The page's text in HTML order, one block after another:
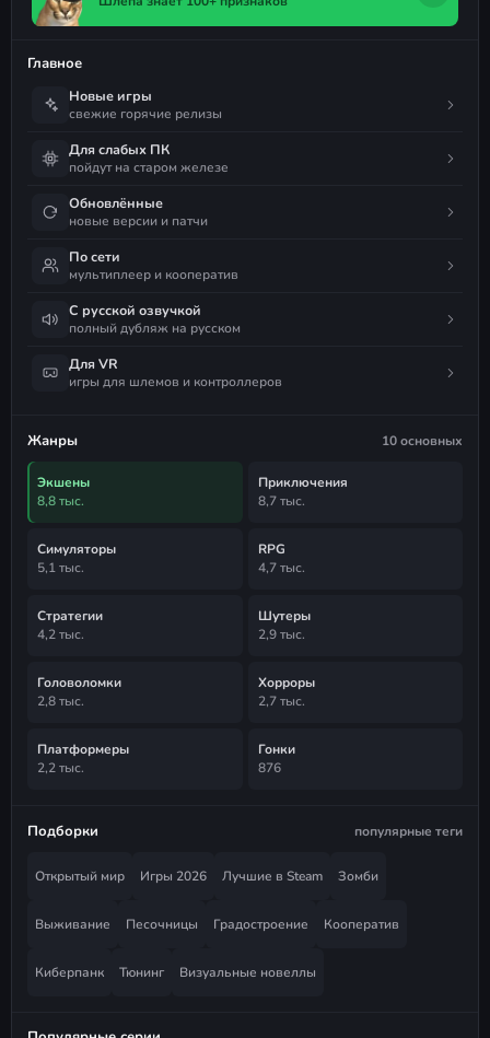
Главное
Новые игры
свежие горячие релизы
Для слабых ПК
пойдут на старом железе
Обновлённые
новые версии и патчи
По сети
мультиплеер и кооператив
С русской озвучкой
полный дубляж на русском
Для VR
игры для шлемов и контроллеров
Жанры 10 основных
Экшены
8,8 тыс.
Приключения
8,7 тыс.
Симуляторы
5,1 тыс.
RPG
4,7 тыс.
Стратегии
4,2 тыс.
Шутеры
2,9 тыс.
Головоломки
2,8 тыс.
Хорроры
2,7 тыс.
Платформеры
2,2 тыс.
Гонки
876
Подборки популярные теги
Открытый мир Игры 2026 Лучшие в Steam Зомби
Выживание Песочницы Градостроение Кооператив
Киберпанк Тюнинг Визуальные новеллы